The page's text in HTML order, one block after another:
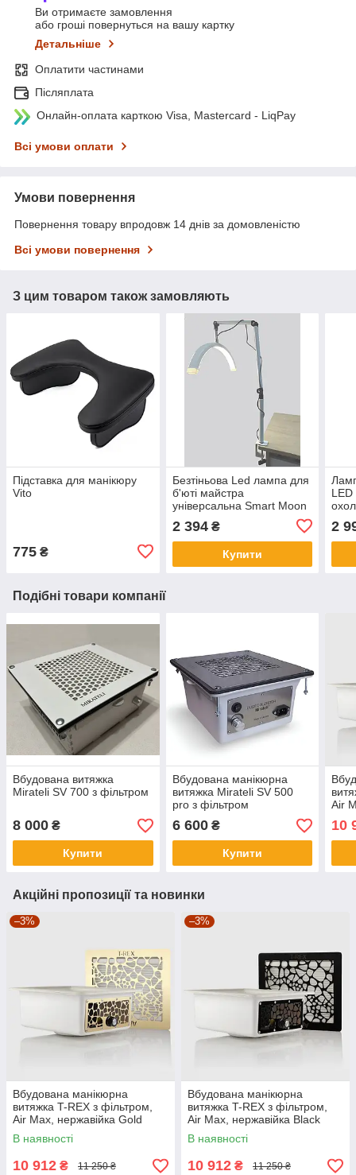
Ви отримаєте замовлення
або гроші повернуться на вашу картку
Детальніше
Оплатити частинами
Післяплата
Онлайн-оплата карткою Visa, Mastercard - LiqPay
Всі умови оплати
Умови повернення
Повернення товару впродовж 14 днів за домовленістю
Всі умови повернення
З цим товаром також замовляють
Підставка для манікюру
Vito
775 ₴
Безтіньова Led лампа для
б'юті майстра
універсальна Smart Moon
Light HD-M3X 20 Вт, white
2 394₴
Купити
LED
2
Подібні товари компанії
Вбудована витяжка
Mirateli SV 700 з фільтром
8 000 ₴
Купити
Вбудована манікюрна
витяжка Mirateli SV 500
pro з фільтром
6 600₴
Купити
Air
10
Акційні пропозиції та новинки
–3%
Вбудована манікюрна
витяжка T-REX з фільтром,
Air Max, нержавійка Gold
В наявності
10 912 ₴ 11 250 ₴
–3%
Вбудована манікюрна
витяжка T-REX з фільтром,
Air Max, нержавійка Black
В наявності
10 912 ₴ 11 250 ₴